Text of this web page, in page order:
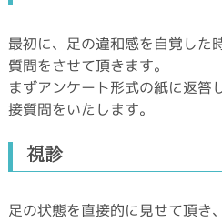
最初に、足の違和感を自覚した
質問をさせて頂きます。
まずアンケート形式の紙に返答
接質問をいたします。
視診
足の状態を直接的に見せて頂き